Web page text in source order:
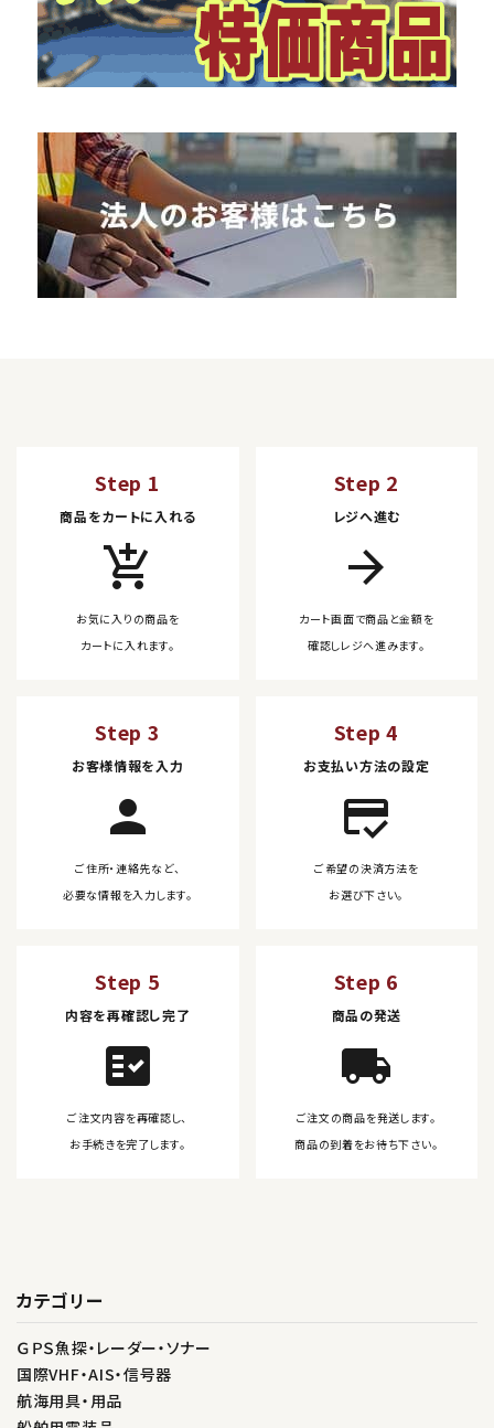
Step 1
商品をカートに入れる
add_shopping_cart
お気に入りの商品を
カートに入れます。
Step 2
レジへ進む
arrow_forward
カート画面で商品と金額を
確認しレジへ進みます。
Step 3
お客様情報を入力
person
ご住所・連絡先など、
必要な情報を入力します。
Step 4
お支払い方法の設定
credit_score
ご希望の決済方法を
お選び下さい。
Step 5
内容を再確認し完了
fact_check
ご注文内容を再確認し、
お手続きを完了します。
Step 6
商品の発送
local_shipping
ご注文の商品を発送します。
商品の到着をお待ち下さい。
カテゴリー
ＧＰＳ魚探・レーダー・ソナー
国際VHF・AIS・信号器
航海用具・用品